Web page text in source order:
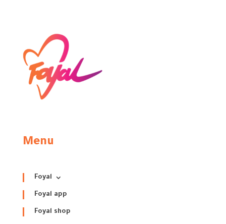
Menu
Foyal
Foyal app
Foyal shop